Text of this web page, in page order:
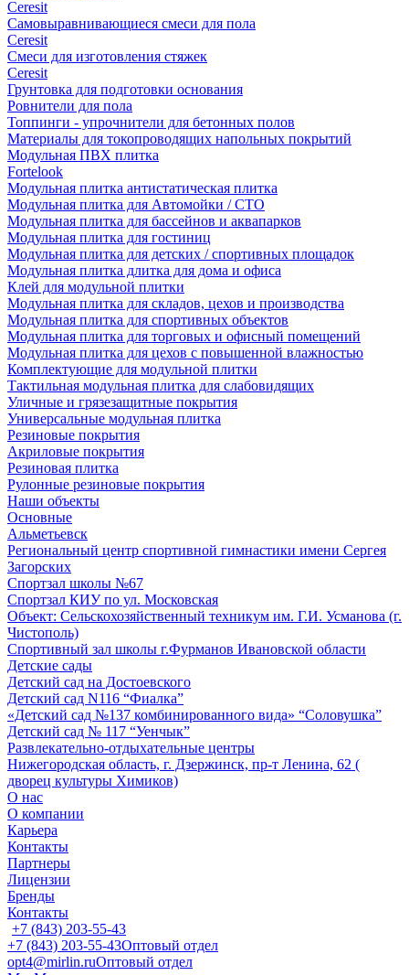
Ceresit
Самовыравнивающиеся смеси для пола
Ceresit
Смеси для изготовления стяжек
Ceresit
Грунтовка для подготовки основания
Ровнители для пола
Топпинги - упрочнители для бетонных полов
Материалы для токопроводящих напольных покрытий
Модульная ПВХ плитка
Fortelook
Модульная плитка антистатическая плитка
Модульная плитка для Автомойки / СТО
Модульная плитка для бассейнов и аквапарков
Модульная плитка для гостиниц
Модульная плитка для детских / спортивных площадок
Модульная плитка длитка для дома и офиса
Клей для модульной плитки
Модульная плитка для складов, цехов и производства
Модульная плитка для спортивных объектов
Модульная плитка для торговых и офисный помещений
Модульная плитка для цехов с повышенной влажностью
Комплектующие для модульной плитки
Тактильная модульная плитка для слабовидящих
Уличные и грязезащитные покрытия
Универсальные модульная плитка
Резиновые покрытия
Акриловые покрытия
Резиновая плитка
Рулонные резиновые покрытия
Наши объекты
Основные
Альметьевск
Региональный центр спортивной гимнастики имени Сергея
Загорских
Спортзал школы №67
Спортзал КИУ по ул. Московская
Объект: Сельскохозяйственный техникум им. Г.И. Усманова (г.
Чистополь)
Спортивный зал школы г.Фурманов Ивановской области
Детские сады
Детский сад на Достоевского
Детский сад N116 “Фиалка”
«Детский сад №137 комбинированного вида» “Соловушка”
Детский сад № 117 “Уенчык”
Развлекательно-отдыхательные центры
Нижегородская область, г. Дзержинск, пр-т Ленина, 62 (
дворец культуры Химиков)
О нас
О компании
Карьера
Контакты
Партнеры
Лицензии
Бренды
Контакты
+7 (843) 203-55-43
+7 (843) 203-55-43Оптовый отдел
opt4@mirlin.ruОптовый отдел